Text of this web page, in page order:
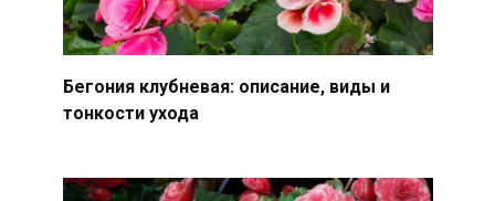
Бегония клубневая: описание, виды и
тонкости ухода